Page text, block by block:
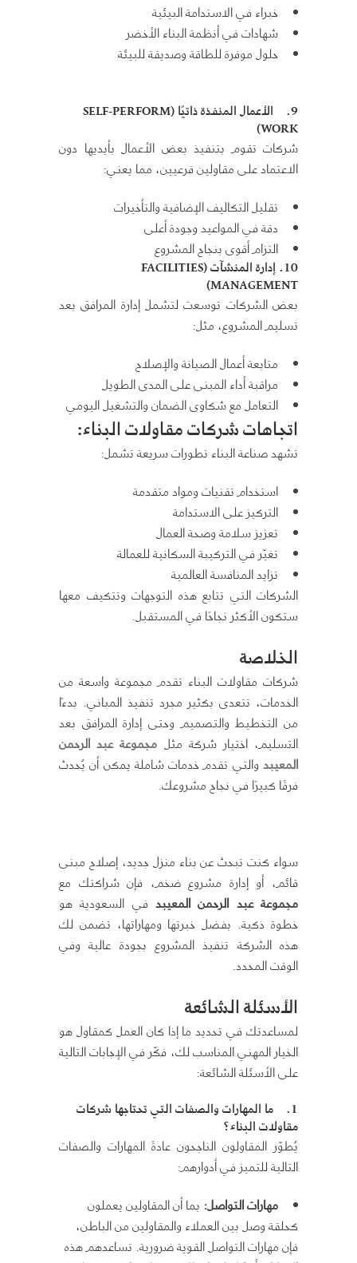
خبراء في الاستدامة البيئية
شهادات في أنظمة البناء الأخضر
حلول موفرة للطاقة وصديقة للبيئة
9. الأعمال المنفذة ذاتيًا (SELF-PERFORM
WORK)
شركات تقوم بتنفيذ بعض الأعمال بأيديها دون
الاعتماد على مقاولين فرعيين، مما يعني:
تقليل التكاليف الإضافية والتأخيرات
دقة في المواعيد وجودة أعلى
التزام أقوى بنجاح المشروع
10. إدارة المنشآت (FACILITIES
MANAGEMENT)
بعض الشركات توسعت لتشمل إدارة المرافق بعد
تسليم المشروع، مثل:
متابعة أعمال الصيانة والإصلاح
مراقبة أداء المبنى على المدى الطويل
التعامل مع شكاوى الضمان والتشغيل اليومي
اتجاهات شركات مقاولات البناء:
تشهد صناعة البناء تطورات سريعة تشمل:
استخدام تقنيات ومواد متقدمة
التركيز على الاستدامة
تعزيز سلامة وصحة العمال
تغيّر في التركيبة السكانية للعمالة
تزايد المنافسة العالمية
الشركات التي تتابع هذه التوجهات وتتكيف معها
ستكون الأكثر نجاحًا في المستقبل.
الخلاصة
شركات مقاولات البناء تقدم مجموعة واسعة من
الخدمات، تتعدى بكثير مجرد تنفيذ المباني. بدءًا
من التخطيط والتصميم وحتى إدارة المرافق بعد
التسليم، اختيار شركة مثل مجموعة عبد الرحمن
المعيبد والتي تقدم خدمات شاملة يمكن أن يُحدث
فرقًا كبيرًا في نجاح مشروعك.
سواء كنت تبحث عن بناء منزل جديد، إصلاح مبنى
قائم، أو إدارة مشروع ضخم، فإن شراكتك مع
مجموعة عبد الرحمن المعيبد في السعودية هو
خطوة ذكية. بفضل خبرتها ومهاراتها، تضمن لك
هذه الشركة تنفيذ المشروع بجودة عالية وفي
الوقت المحدد.
الأسئلة الشائعة
لمساعدتك في تحديد ما إذا كان العمل كمقاول هو
الخيار المهني المناسب لك، فكّر في الإجابات التالية
على الأسئلة الشائعة:
1.
ما المهارات والصفات التي تحتاجها شركات
مقاولات البناء؟
يُطوّر المقاولون الناجحون عادةً المهارات والصفات
التالية للتميز في أدوارهم:
مهارات التواصل: بما أن المقاولين يعملون
كحلقة وصل بين العملاء والمقاولين من الباطن،
فإن مهارات التواصل القوية ضرورية. تساعدهم هذه